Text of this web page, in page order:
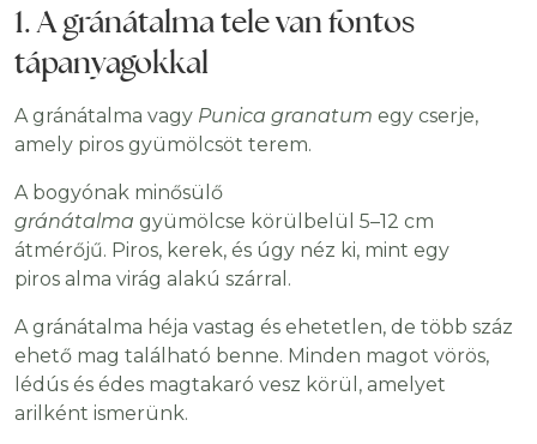
1. A gránátalma tele van fontos
tápanyagokkal
A gránátalma vagy Punica granatum egy cserje,
amely piros gyümölcsöt terem.
A bogyónak minősülő
gránátalma gyümölcse körülbelül 5–12 cm
átmérőjű. Piros, kerek, és úgy néz ki, mint egy
piros alma virág alakú szárral.
A gránátalma héja vastag és ehetetlen, de több száz
ehető mag található benne. Minden magot vörös,
lédús és édes magtakaró vesz körül, amelyet
arilként ismerünk.